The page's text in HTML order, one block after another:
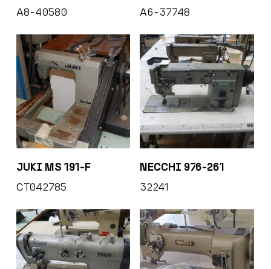
A8-40580
A6-37748
JUKI MS 191-F
CT042785
NECCHI 976-261
32241